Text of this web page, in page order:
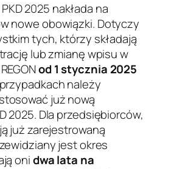
2025 nakłada na
nowe obowiązki. Dotyczy
tych, którzy składają
lub zmianę wpisu w
od 1 stycznia 2025
należy
już nową
2025. Dla przedsiębiorców,
już zarejestrowaną
jest okres
onidwa lata na